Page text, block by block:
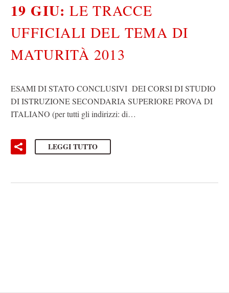
19 GIU:LE TRACCE
UFFICIALI DEL TEMA DI
MATURITÀ 2013
ESAMI DI STATO CONCLUSIVI DEI CORSI DI STUDIO
DI ISTRUZIONE SECONDARIA SUPERIORE PROVA DI
ITALIANO (per tutti gli indirizzi: di…
LEGGI TUTTO